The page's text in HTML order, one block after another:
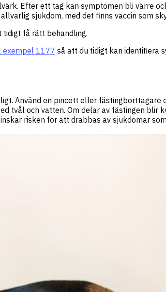
Efter ett tag kan symptomen bli värre
sjukdom, med det finns vaccin som
tidigt få rätt behandling.
exempel 1177 så att du tidigt kan identifiera
Använd en pincett eller fästingborttagare
tvål och vatten. Om delar av fästingen blir
risken för att drabbas av sjukdomar